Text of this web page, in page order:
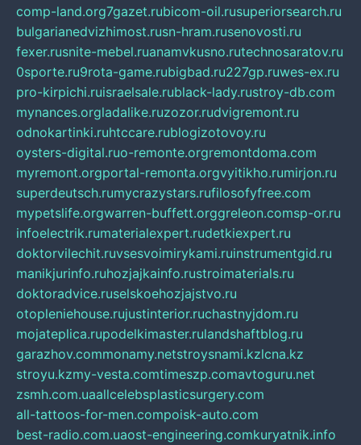
comp-land.org7gazet.rubicom-oil.rusuperiorsearch.ru
bulgarianedvizhimost.rusn-hram.rusenovosti.ru
fexer.rusnite-mebel.ruanamvkusno.rutechnosaratov.ru
0sporte.ru9rota-game.rubigbad.ru227gp.ruwes-ex.ru
pro-kirpichi.ruisraelsale.rublack-lady.rustroy-db.com
mynances.orgladalike.ruzozor.rudvigremont.ru
odnokartinki.ruhtccare.rublogizotovoy.ru
oysters-digital.ruo-remonte.orgremontdoma.com
myremont.orgportal-remonta.orgvyitikho.rumirjon.ru
superdeutsch.rumycrazystars.rufilosofyfree.com
mypetslife.orgwarren-buffett.orggreleon.comsp-or.ru
infoelectrik.rumaterialexpert.rudetkiexpert.ru
doktorvilechit.ruvsesvoimirykami.ruinstrumentgid.ru
manikjurinfo.ruhozjajkainfo.rustroimaterials.ru
doktoradvice.ruselskoehozjajstvo.ru
otopleniehouse.rujustinterior.ruchastnyjdom.ru
mojateplica.rupodelkimaster.rulandshaftblog.ru
garazhov.commonamy.netstroysnami.kzlcna.kz
stroyu.kzmy-vesta.comtimeszp.comavtoguru.net
zsmh.com.uaallcelebsplasticsurgery.com
all-tattoos-for-men.compoisk-auto.com
best-radio.com.uaost-engineering.comkuryatnik.info